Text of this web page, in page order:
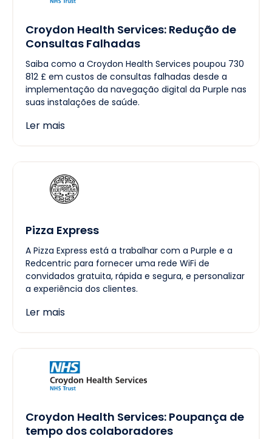
Croydon Health Services: Redução de
Consultas Falhadas
Saiba como a Croydon Health Services poupou 730
812 £ em custos de consultas falhadas desde a
implementação da navegação digital da Purple nas
suas instalações de saúde.
Ler mais
Pizza Express
A Pizza Express está a trabalhar com a Purple e a
Redcentric para fornecer uma rede WiFi de
convidados gratuita, rápida e segura, e personalizar
a experiência dos clientes.
Ler mais
Croydon Health Services: Poupança de
tempo dos colaboradores